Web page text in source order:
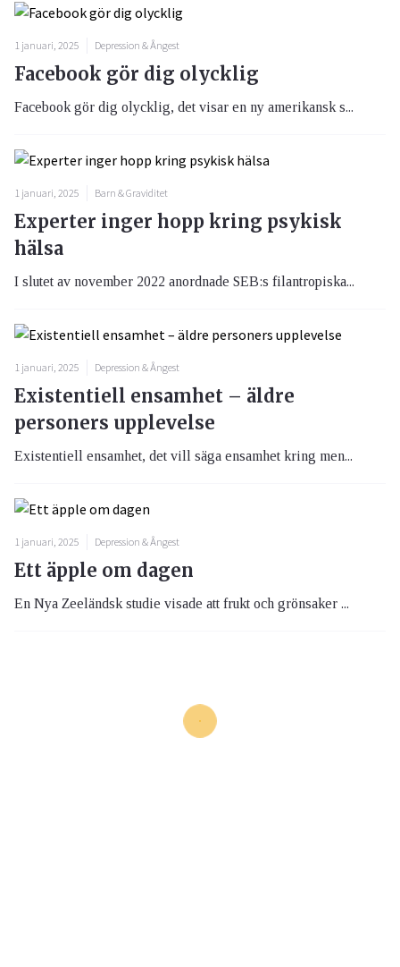
1 januari, 2025 Depression & Ångest
Facebook gör dig olycklig
Facebook gör dig olycklig, det visar en ny amerikansk s...
1 januari, 2025 Barn & Graviditet
Experter inger hopp kring psykisk
hälsa
I slutet av november 2022 anordnade SEB:s filantropiska...
1 januari, 2025 Depression & Ångest
Existentiell ensamhet – äldre
personers upplevelse
Existentiell ensamhet, det vill säga ensamhet kring men...
1 januari, 2025 Depression & Ångest
Ett äpple om dagen
En Nya Zeeländsk studie visade att frukt och grönsaker ...